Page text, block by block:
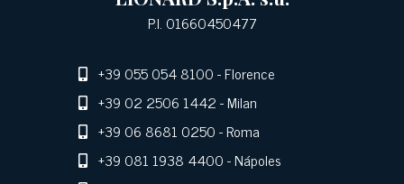
P.I. 01660450477
+39 055 054 8100- Florence
+39 02 2506 1442- Milan
+39 06 8681 0250- Roma
+39 081 1938 4400- Nápoles